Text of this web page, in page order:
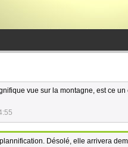
vue sur la montagne, est ce
Désolé, elle arrivera